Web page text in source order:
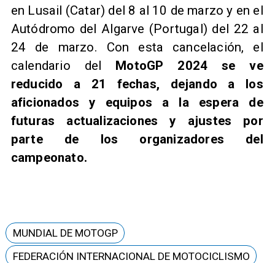
en Lusail (Catar) del 8 al 10 de marzo y en el
Autódromo del Algarve (Portugal) del 22 al
24 de marzo. Con esta cancelación, el
calendario del MotoGP 2024 se ve
reducido a 21 fechas, dejando a los
aficionados y equipos a la espera de
futuras actualizaciones y ajustes por
parte de los organizadores del
campeonato.
MUNDIAL DE MOTOGP
FEDERACIÓN INTERNACIONAL DE MOTOCICLISMO